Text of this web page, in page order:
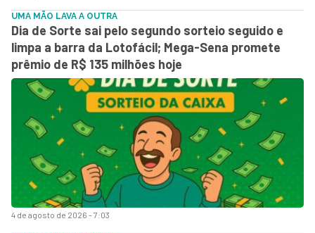
4 de agosto de 2026 - 7:03
UMA MÃO LAVA A OUTRA
Dia de Sorte sai pelo segundo sorteio seguido e
limpa a barra da Lotofácil; Mega-Sena promete
prêmio de R$ 135 milhões hoje